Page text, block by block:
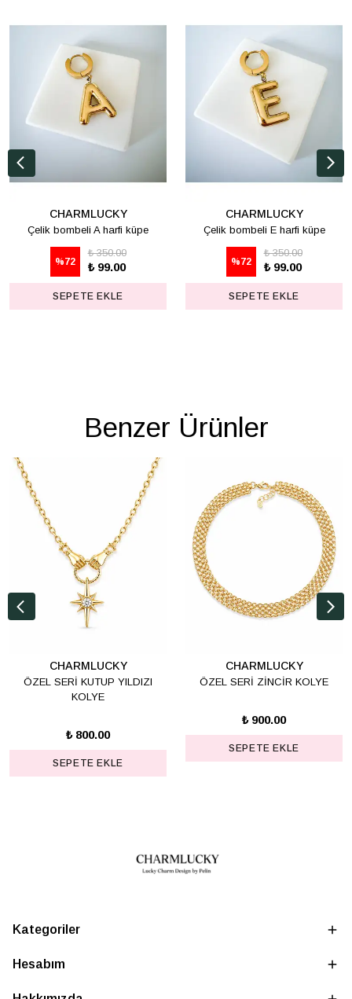
CHARMLUCKY
Çelik bombeli A harfi küpe
%72
₺ 350.00
₺ 99.00
SEPETE EKLE
CHARMLUCKY
Çelik bombeli E harfi küpe
%72
₺ 350.00
₺ 99.00
SEPETE EKLE
Benzer Ürünler
CHARMLUCKY
ÖZEL SERİ KUTUP YILDIZI
KOLYE
₺ 800.00
SEPETE EKLE
CHARMLUCKY
ÖZEL SERİ ZİNCİR KOLYE
₺ 900.00
SEPETE EKLE
Kategoriler
Hesabım